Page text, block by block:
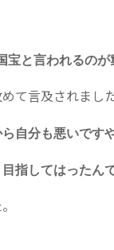
宝と言われるのが
て言及されました
自分も悪いです
指してはったん